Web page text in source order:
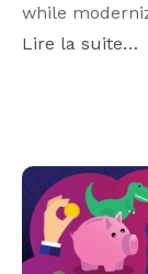
while
Lire la suite…